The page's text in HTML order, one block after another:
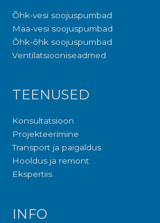
Õhk-vesi soojuspumbad
Maa-vesi soojuspumbad
Õhk-õhk soojuspumbad
Ventilatsiooniseadmed
TEENUSED
Konsultatsioon
Projekteerimine
Transport ja paigaldus
Hooldus ja remont
Ekspertiis
INFO